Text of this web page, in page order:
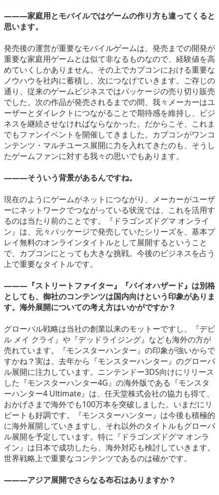
―――家庭用とモバイルではゲームの作り方も違ってくると
思います。
発売後の運営が重要なモバイルゲームは、発売までの開発が
重要な家庭用ゲームとは似て非なるものなので、経験値を高
めていくしかありません。その上でカプコンにおける重要な
ノウハウを社内に蓄積し、次につなげていきます。ご存じの
通り、従来のゲームビジネスではパッケージの売り切り販売
でした。次の作品が発売されるまでの間、我々メーカーはユ
ーザーとダイレクトにつながることで期待感を維持し、ビジ
ネスを継続させなければならなかった。だからこそ、これま
でもファンイベントを開催してきました。カプコンがワンコ
ンテンツ・マルチユース展開に力を入れてきたのも、そうし
たゲームファンに対する我々の思いでもあります。
―――そういう背景があるんですね。
現在のようにゲームがネットにつながり、メーカーがユーザ
ーにネットワークでつながっている状況では、これを活用す
るのは当たり前のことです。『ドラゴンズドグマ オンライ
ン』は、元々パッケージで発売していたシリーズを、基本プ
レイ無料のオンラインタイトルとして展開するということ
で、カプコンにとっても大きな挑戦。今後のビジネスを占う
上で重要なタイトルです。
―――『ストリートファイター』『バイオハザード』は別格
としても、御社のコンテンツは国内向けという印象がありま
す。海外展開についての考え方はいかがですか？
グローバル戦略は当社の創業以来のモットーですし、『デビ
ル メイ クライ』や『デッドライジング』なども海外の方が
売れています。『モンスターハンター』の印象が強いからで
すかね？実は、去年から『モンスターハンター』のグローバ
ル展開に注力しています。ニンテンドー3DS向けにリリース
した『モンスターハンター4G』の海外版である『モンスタ
ーハンター4 Ultimate』は、任天堂株式会社の協力も得て、
おかげさまで海外でも100万本を突破しました。いまだにリ
ピートも好調です。『モンスターハンター』は今後も積極的
に海外展開していきますし、それ以外のタイトルもグローバ
ル展開を予定しています。特に『ドラゴンズドグマ オンラ
イン』は日本で成功したら、海外対応も検討していきます。
世界戦略上で重要なコンテンツであるのは確かです。
―――アジア展開でさらなる布石はありますか？